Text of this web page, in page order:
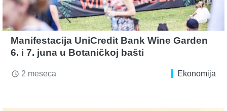
Manifestacija UniCredit Bank Wine Garden
6. i 7. juna u Botaničkoj bašti
access_time 2 meseca Ekonomija